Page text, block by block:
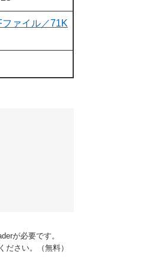
ァイル／71K
が必要です。
さい。（無料）